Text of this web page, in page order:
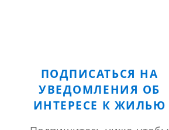
ПОДПИСАТЬСЯ НА
УВЕДОМЛЕНИЯ ОБ
ИНТЕРЕСЕ К ЖИЛЬЮ